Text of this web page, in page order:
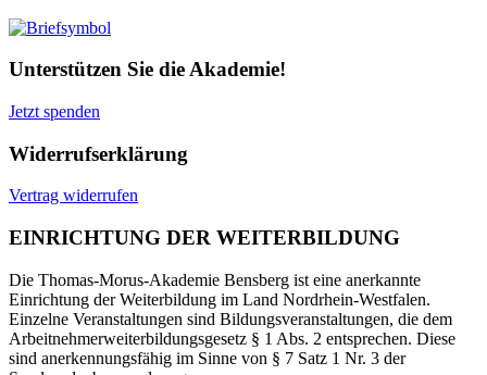
Unterstützen Sie die Akademie!
Jetzt spenden
Widerrufserklärung
Vertrag widerrufen
EINRICHTUNG DER WEITERBILDUNG
Die Thomas-Morus-Akademie Bensberg ist eine anerkannte
Einrichtung der Weiterbildung im Land Nordrhein-Westfalen.
Einzelne Veranstaltungen sind Bildungsveranstaltungen, die dem
Arbeitnehmerweiterbildungsgesetz § 1 Abs. 2 entsprechen. Diese
sind anerkennungsfähig im Sinne von § 7 Satz 1 Nr. 3 der